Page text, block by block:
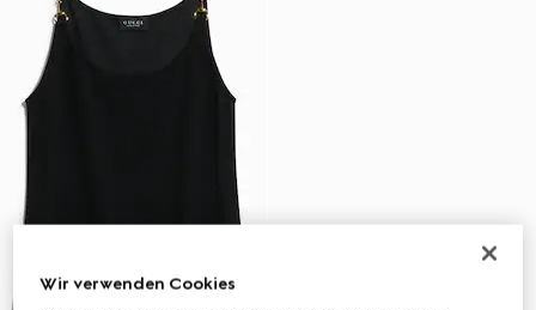
Wir verwenden Cookies